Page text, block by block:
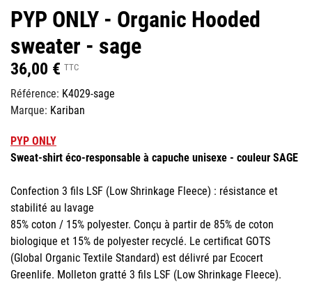
PYP ONLY - Organic Hooded
sweater - sage
36,00 € TTC
Référence: K4029-sage
Marque: Kariban
PYP ONLY
Sweat-shirt éco-responsable à capuche unisexe - couleur SAGE
Confection 3 fils LSF (Low Shrinkage Fleece) : résistance et
stabilité au lavage
85% coton / 15% polyester. Conçu à partir de 85% de coton
biologique et 15% de polyester recyclé. Le certificat GOTS
(Global Organic Textile Standard) est délivré par Ecocert
Greenlife. Molleton gratté 3 fils LSF (Low Shrinkage Fleece).